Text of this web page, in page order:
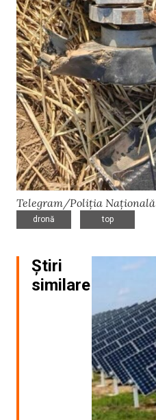
Telegram/Poliția Națională
dronă
,
top
Știri
similare